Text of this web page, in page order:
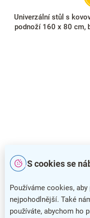
S cookies se
Používáme cookies,
nejpohodlnější. Také
používáte, abychom ho
Univerzální stůl s
podnoží 160 x 80 cm,